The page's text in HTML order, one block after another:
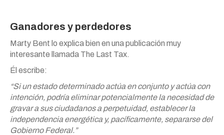
Ganadores y perdedores
Marty Bent lo explica bien en una publicación muy
interesante llamada The Last Tax.
Él escribe:
“Si un estado determinado actúa en conjunto y actúa con
intención, podría eliminar potencialmente la necesidad de
gravar a sus ciudadanos a perpetuidad, establecer la
independencia energética y, pacíficamente, separarse del
Gobierno Federal.”